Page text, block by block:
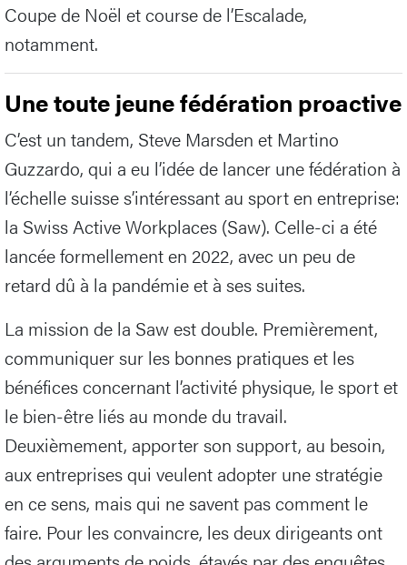
Coupe de Noël et course de l’Escalade,
notamment.
Une toute jeune fédération proactive
C’est un tandem, Steve Marsden et Martino
Guzzardo, qui a eu l’idée de lancer une fédération à
l’échelle suisse s’intéressant au sport en entreprise:
la Swiss Active Workplaces (Saw). Celle-ci a été
lancée formellement en 2022, avec un peu de
retard dû à la pandémie et à ses suites.
La mission de la Saw est double. Premièrement,
communiquer sur les bonnes pratiques et les
bénéfices concernant l’activité physique, le sport et
le bien-être liés au monde du travail.
Deuxièmement, apporter son support, au besoin,
aux entreprises qui veulent adopter une stratégie
en ce sens, mais qui ne savent pas comment le
faire. Pour les convaincre, les deux dirigeants ont